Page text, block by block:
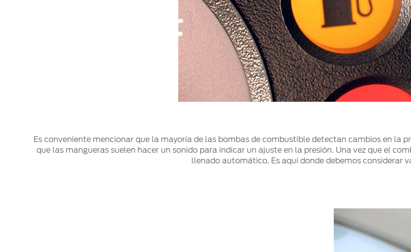
Es conveniente mencionar que la mayoría de las bombas de combustible detectan cambios en la
que las mangueras suelen hacer un sonido para indicar un ajuste en la presión. Una vez que el
llenado automático. Es aquí donde debemos considerar